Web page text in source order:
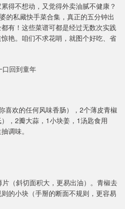
得不想动，又觉得外卖油腻不健康？
的私藏快手菜合集，真正的五分钟出
有！这些菜谱可都是经过无数次实践
艳。咱们不求花哨，就图个好吃、省
口回到童年
喜欢的任何风味香肠），2个薄皮青椒
），2瓣大蒜，1小块姜，1汤匙食用
调味。
（斜切面积大，更易出油）。青椒去
的小块（手掰的断面不规则，更容易